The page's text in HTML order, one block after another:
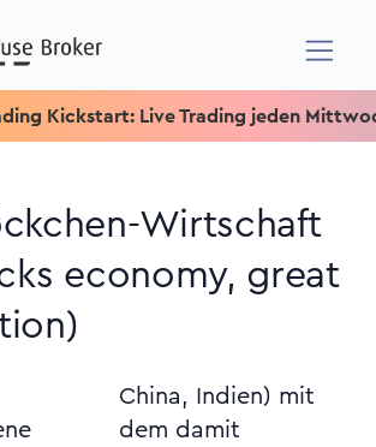
Kickstart: Live Trading jeden Mittwoch
Wirtschaft
economy, great